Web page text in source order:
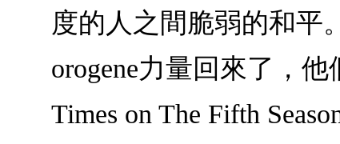
度的人之間脆弱的和平
orogene力量回來了，
Times on The Fifth